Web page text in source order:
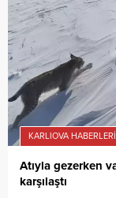
KARLIOVA HABERLERI
Atıyla gezerken
karşılaştı